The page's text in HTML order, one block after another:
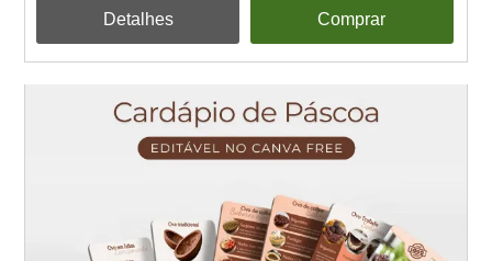
Detalhes Comprar